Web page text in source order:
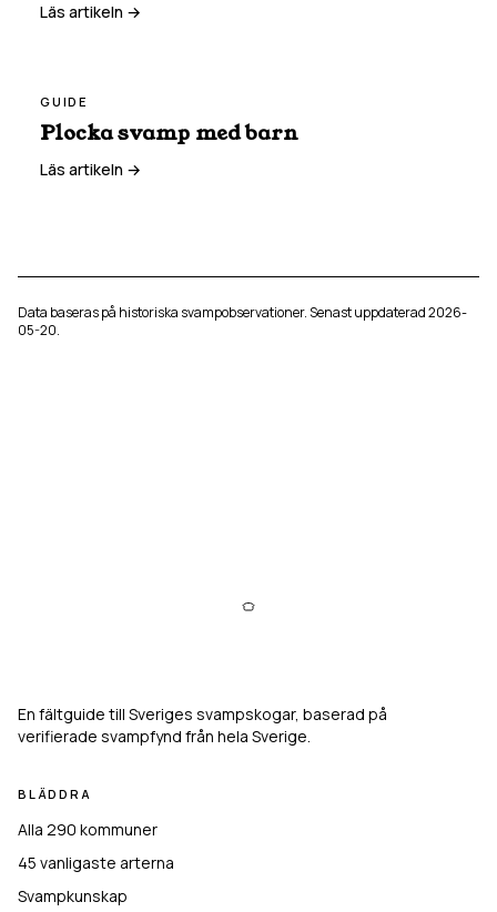
Läs artikeln →
GUIDE
Plocka svamp med barn
Läs artikeln →
Data baseras på historiska svampobservationer. Senast uppdaterad2026-
05-20.
En fältguide till Sveriges svampskogar, baserad på
verifierade svampfynd från hela Sverige.
BLÄDDRA
Alla 290 kommuner
45 vanligaste arterna
Svampkunskap